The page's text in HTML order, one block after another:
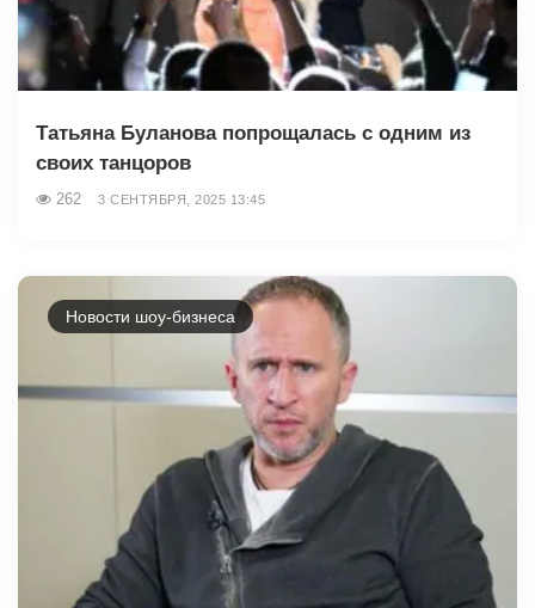
Татьяна Буланова попрощалась с одним из
своих танцоров
262 3 СЕНТЯБРЯ, 2025 13:45
Новости шоу-бизнеса